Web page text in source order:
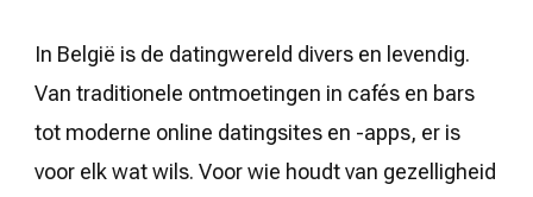
In België is de datingwereld divers en levendig.
Van traditionele ontmoetingen in cafés en bars
tot moderne online datingsites en -apps, er is
voor elk wat wils. Voor wie houdt van gezelligheid